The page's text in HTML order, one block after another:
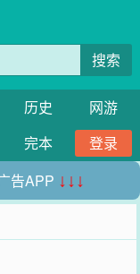
搜索
历史
网游
完本
登录
告APP ↓↓↓